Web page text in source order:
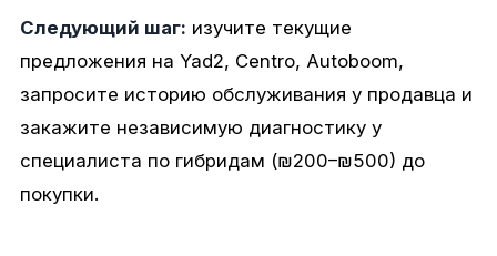
Следующий шаг: изучите текущие
предложения на Yad2, Centro, Autoboom,
запросите историю обслуживания у продавца и
закажите независимую диагностику у
специалиста по гибридам (₪200–₪500) до
покупки.